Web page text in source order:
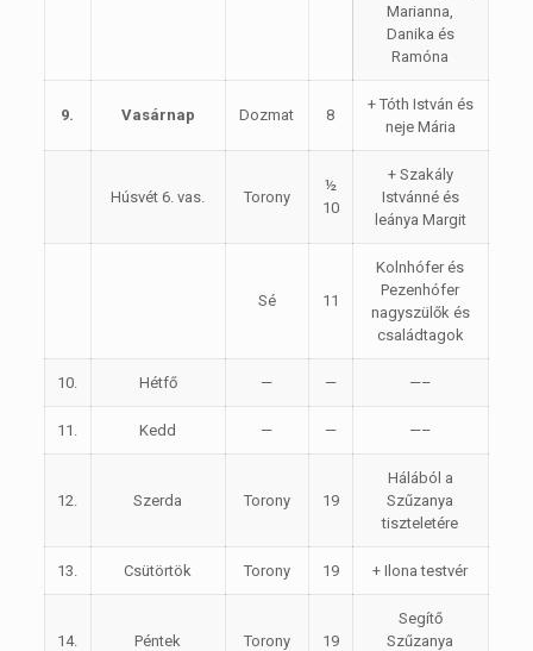
Marianna,
Danika és
Ramóna
9. Vasárnap Dozmat 8
+ Tóth István és
neje Mária
Húsvét 6. vas. Torony
½
10
+ Szakály
Istvánné és
leánya Margit
Sé 11
Kolnhófer és
Pezenhófer
nagyszülők és
családtagok
10. Hétfő — — —–
11. Kedd — — —–
12. Szerda Torony 19
Hálából a
Szűzanya
tiszteletére
13. Csütörtök Torony 19 + Ilona testvér
14. Péntek Torony 19
Segítő
Szűzanya